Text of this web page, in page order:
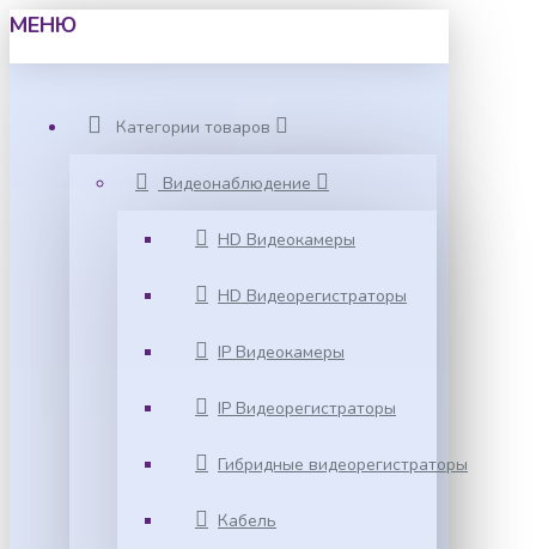
МЕНЮ
Категории товаров
Видеонаблюдение
HD Видеокамеры
HD Видеорегистраторы
IP Видеокамеры
IP Видеорегистраторы
Гибридные видеорегистраторы
Кабель